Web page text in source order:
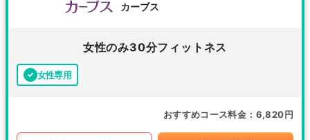
カーブス
女性のみ30分フィットネス
女性専用
おすすめコース料金 6,820円